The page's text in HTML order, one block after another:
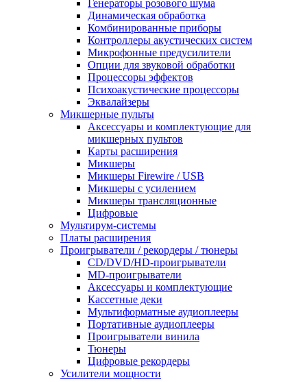
Генераторы розового шума
Динамическая обработка
Комбинированные приборы
Контроллеры акустических систем
Микрофонные предусилители
Опции для звуковой обработки
Процессоры эффектов
Психоакустические процессоры
Эквалайзеры
Микшерные пульты
Аксессуары и комплектующие для
микшерных пультов
Карты расширения
Микшеры
Микшеры Firewire / USB
Микшеры с усилением
Микшеры трансляционные
Цифровые
Мультирум-системы
Платы расширения
Проигрыватели / рекордеры / тюнеры
CD/DVD/HD-проигрыватели
MD-проигрыватели
Аксессуары и комплектующие
Кассетные деки
Мультиформатные аудиоплееры
Портативные аудиоплееры
Проигрыватели винила
Тюнеры
Цифровые рекордеры
Усилители мощности